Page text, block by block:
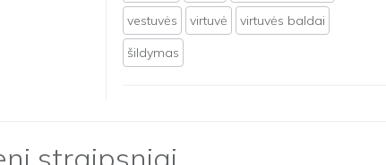
vestuvės
virtuvė
virtuvės baldai
šildymas
straipsniai